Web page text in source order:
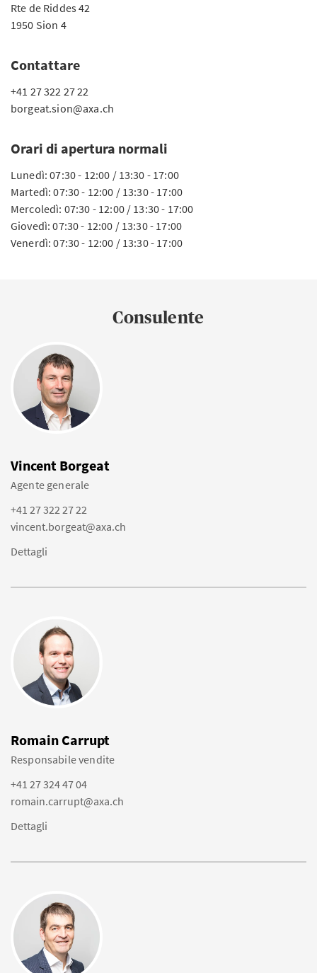
Rte de Riddes 42
1950 Sion 4
Contattare
+41 27 322 27 22
borgeat.sion@axa.ch
Orari di apertura normali
Lunedì: 07:30 - 12:00 / 13:30 - 17:00
Martedì: 07:30 - 12:00 / 13:30 - 17:00
Mercoledì: 07:30 - 12:00 / 13:30 - 17:00
Giovedì: 07:30 - 12:00 / 13:30 - 17:00
Venerdì: 07:30 - 12:00 / 13:30 - 17:00
Consulente
Vincent Borgeat
Agente generale
+41 27 322 27 22
vincent.borgeat@axa.ch
Dettagli
Romain Carrupt
Responsabile vendite
+41 27 324 47 04
romain.carrupt@axa.ch
Dettagli